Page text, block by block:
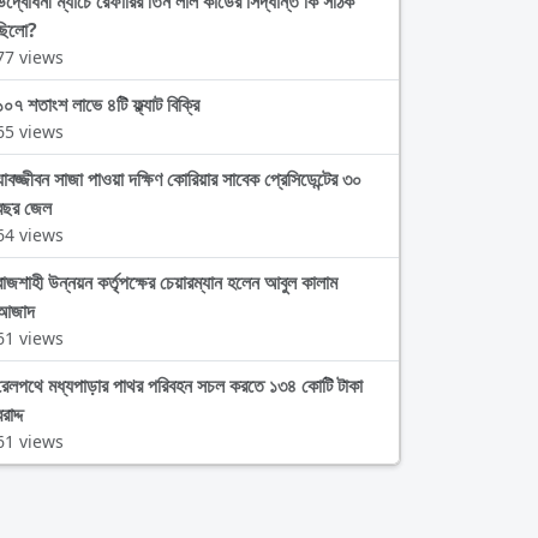
views
শতাংশ লাভে ৪টি ফ্ল্যাট বিক্রি
views
সাজা পাওয়া দক্ষিণ কোরিয়ার সাবেক প্রেসিডেন্টের ৩০
জেল
views
উন্নয়ন কর্তৃপক্ষের চেয়ারম্যান হলেন আবুল কালাম
views
মধ্যপাড়ার পাথর পরিবহন সচল করতে ১৩৪ কোটি টাকা
views